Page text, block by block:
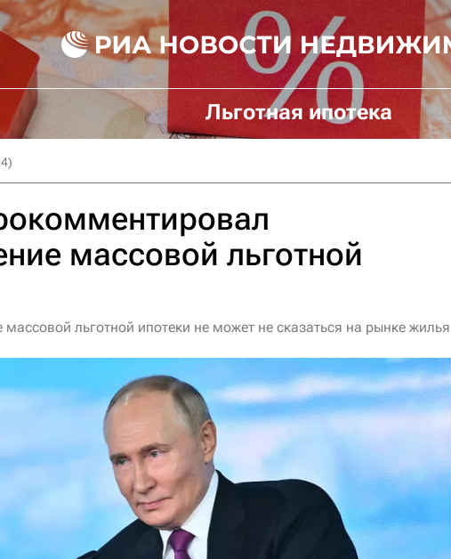
Льготная ипотека
массовой льготной
льготной ипотеки не может не сказаться на рынке жилья